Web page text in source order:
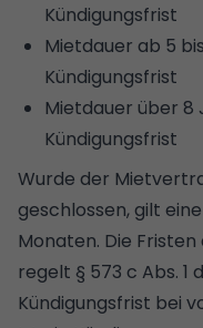
Kündigungsfrist
Mietdauer ab 5
Kündigungsfrist
Mietdauer über 8
Kündigungsfrist
Wurde der
geschlossen, gilt
Monaten. Die
regelt § 573 c Abs. 1
Kündigungsfrist bei